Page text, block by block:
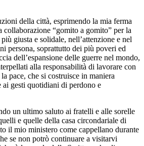
della città, esprimendo la mia ferma
collaborazione “gomito a gomito” per la
giusta e solidale, nell’attenzione e nel
persona, soprattutto dei più poveri ed
dell’espansione delle guerre nel mondo,
alla responsabilità di lavorare con
pace, che si costruisce in maniera
ai gesti quotidiani di perdono e
un ultimo saluto ai fratelli e alle sorelle
e quelle della casa circondariale di
il mio ministero come cappellano durante
se non potrò continuare a visitarvi